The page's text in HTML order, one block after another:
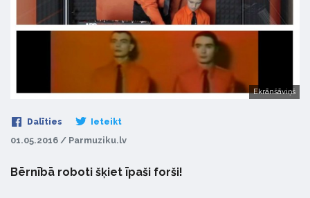
Ekrānšāviņš
Dalīties Ieteikt
01.05.2016 / Parmuziku.lv
Bērnībā roboti šķiet īpaši forši!